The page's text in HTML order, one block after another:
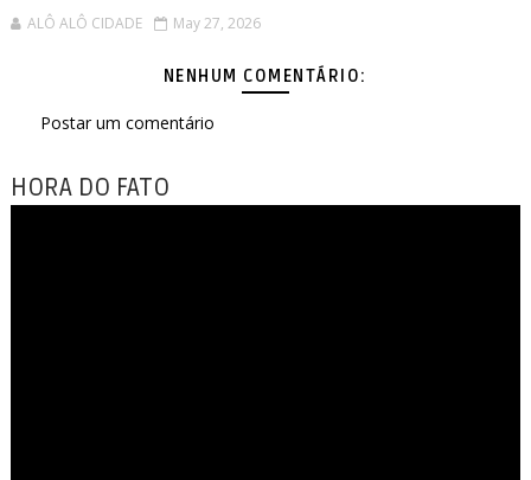
ALÔ ALÔ CIDADE May 27, 2026
NENHUM COMENTÁRIO:
Postar um comentário
HORA DO FATO